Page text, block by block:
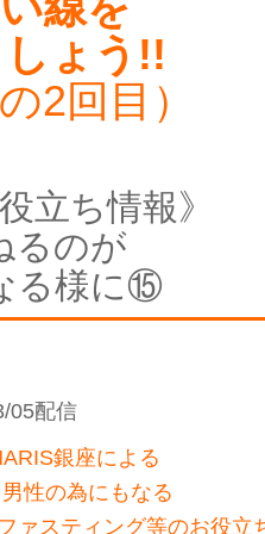
ょう!!
2回目）
立ち情報》
るのが
る様に⑮
05配信
銀座による
性の為にもなる
ァスティング等のお役立